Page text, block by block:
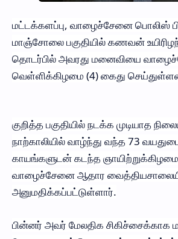
மட்டக்களப்பு, வாழைச்சேனை பொலிஸ்
மாஞ்சோலை பகுதியில் கணவன்
தொடர்பில் அவரது மனைவியை
வெள்ளிக்கிழமை (4) கைது
குறித்த பகுதியில் நடக்க முடியாத
நாற்காலியில் வாழ்ந்து வந்த 73
காயங்களுடன் கடந்த
வாழைச்சேனை ஆதார
அனுமதிக்கப்பட்டுள்ளார்.
பின்னர் அவர் மேலதிக சிகிச்சைக்காக